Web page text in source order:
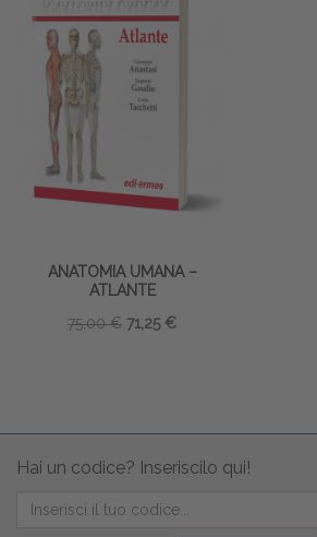
ANATOMIA UMANA –
ATLANTE
75,00 € 71,25 €
Hai un codice? Inseriscilo qui!